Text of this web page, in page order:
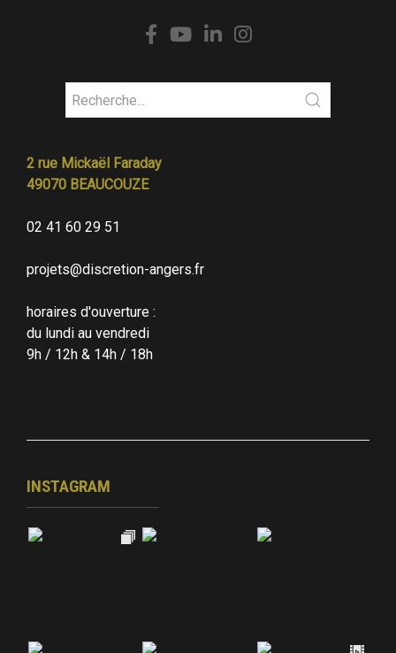
2 rue Mickaël Faraday
49070 BEAUCOUZE
02 41 60 29 51
projets@discretion-angers.fr
horaires d'ouverture :
du lundi au vendredi
9h / 12h & 14h / 18h
INSTAGRAM